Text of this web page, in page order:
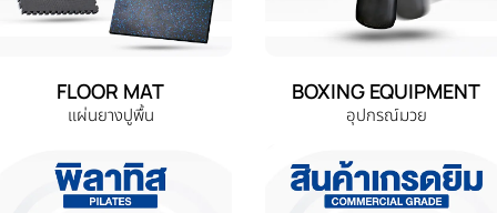
FLOOR MAT
แผ่นยางปูพื้น
BOXING EQUIPMENT
อุปกรณ์มวย